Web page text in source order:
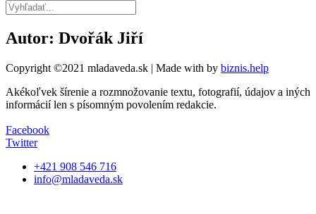
Autor: Dvořák Jiří
Copyright ©2021 mladaveda.sk | Made with by biznis.help
Akékoľvek šírenie a rozmnožovanie textu, fotografií, údajov a iných
informácií len s písomným povolením redakcie.
Facebook
Twitter
+421 908 546 716
info@mladaveda.sk